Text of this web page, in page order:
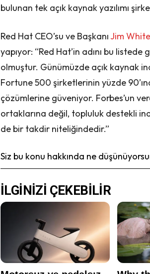
bulunan tek açık kaynak yazılımı
Red Hat CEO’su ve BaşkanıJim
yapıyor: “Red Hat’in adını bu
olmuştur. Günümüzde açık kaynak
Fortune 500 şirketlerinin yüzde
çözümlerine güveniyor. Forbes’un
ortaklarına değil, topluluk destekli
de bir takdir niteliğindedir.”
Siz bu konu hakkında ne